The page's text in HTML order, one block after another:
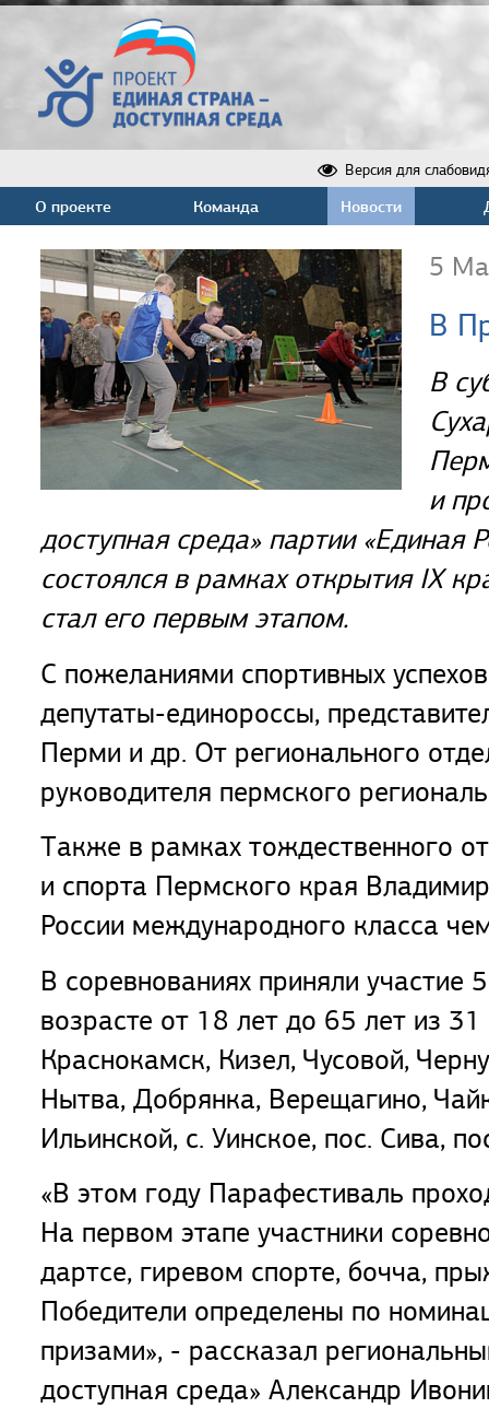
Версия для
О проекте Команда Новости
5
В
В
и
доступная среда» партии
состоялся в рамках открытия IX
стал его первым этапом.
С пожеланиями спортивных
депутаты-единороссы,
Перми и др. От регионального
руководителя пермского
Также в рамках тождественного
и спорта Пермского края
России международного класса
В соревнованиях приняли
возрасте от 18 лет до 65 лет из
Краснокамск, Кизел, Чусовой,
Нытва, Добрянка, Верещагино,
Ильинской, с. Уинское, пос. Сива,
«В этом году Парафестиваль
На первом этапе участники
дартсе, гиревом спорте, бочча,
Победители определены по
призами», - рассказал
доступная среда» Александр